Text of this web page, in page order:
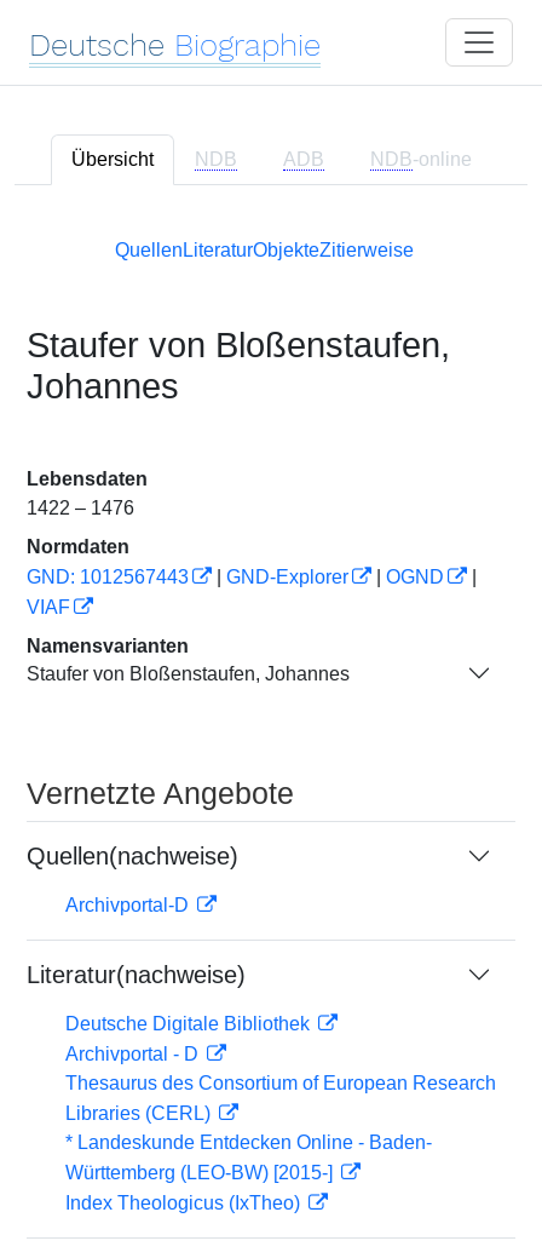
Deutsche Biographie
Übersicht NDB ADB NDB-online
Quellen LiteraturObjekteZitierweise
Staufer von Bloßenstaufen,
Johannes
Lebensdaten
1422 – 1476
Normdaten
GND: 1012567443
GND-Explorer OGND
VIAF
Namensvarianten
Staufer von Bloßenstaufen, Johannes
Vernetzte Angebote
Quellen(nachweise)
Archivportal-D
Literatur(nachweise)
Deutsche Digitale Bibliothek
Archivportal - D
Thesaurus des Consortium of European Research
Libraries (CERL)
* Landeskunde Entdecken Online - Baden-
Württemberg (LEO-BW) [2015-]
Index Theologicus (IxTheo)